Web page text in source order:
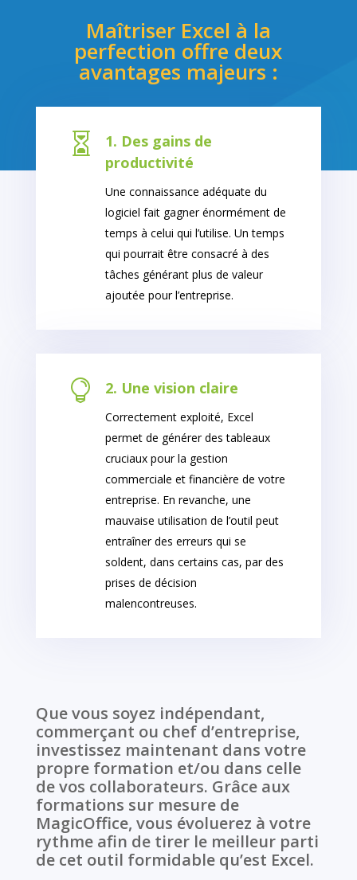
Maîtriser Excel à la
perfection offre deux
avantages majeurs :

1. Des gains de
productivité
Une connaissance adéquate du
logiciel fait gagner énormément de
temps à celui qui l’utilise. Un temps
qui pourrait être consacré à des
tâches générant plus de valeur
ajoutée pour l’entreprise.
 2. Une vision claire
Correctement exploité, Excel
permet de générer des tableaux
cruciaux pour la gestion
commerciale et financière de votre
entreprise. En revanche, une
mauvaise utilisation de l’outil peut
entraîner des erreurs qui se
soldent, dans certains cas, par des
prises de décision
malencontreuses.
Que vous soyez indépendant,
commerçant ou chef d’entreprise,
investissez maintenant dans votre
propre formation et/ou dans celle
de vos collaborateurs. Grâce aux
formations sur mesure de
MagicOffice, vous évoluerez à votre
rythme afin de tirer le meilleur parti
de cet outil formidable qu’est Excel.